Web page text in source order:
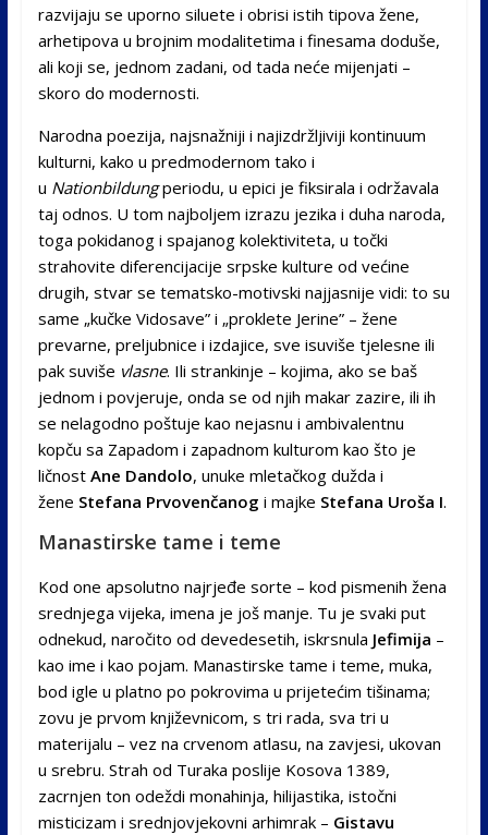
razvijaju se uporno siluete i obrisi istih tipova žene,
arhetipova u brojnim modalitetima i finesama doduše,
ali koji se, jednom zadani, od tada neće mijenjati –
skoro do modernosti.
Narodna poezija, najsnažniji i najizdržljiviji kontinuum
kulturni, kako u predmodernom tako i
u Nationbildungperiodu, u epici je fiksirala i održavala
taj odnos. U tom najboljem izrazu jezika i duha naroda,
toga pokidanog i spajanog kolektiviteta, u točki
strahovite diferencijacije srpske kulture od većine
drugih, stvar se tematsko-motivski najjasnije vidi: to su
same „kučke Vidosave” i „proklete Jerine” – žene
prevarne, preljubnice i izdajice, sve isuviše tjelesne ili
pak suviše vlasne. Ili strankinje – kojima, ako se baš
jednom i povjeruje, onda se od njih makar zazire, ili ih
se nelagodno poštuje kao nejasnu i ambivalentnu
kopču sa Zapadom i zapadnom kulturom kao što je
ličnost Ane Dandolo, unuke mletačkog dužda i
žene Stefana Prvovenčanog i majke Stefana Uroša I.
Manastirske tame i teme
Kod one apsolutno najrjeđe sorte – kod pismenih žena
srednjega vijeka, imena je još manje. Tu je svaki put
odnekud, naročito od devedesetih, iskrsnula Jefimija –
kao ime i kao pojam. Manastirske tame i teme, muka,
bod igle u platno po pokrovima u prijetećim tišinama;
zovu je prvom književnicom, s tri rada, sva tri u
materijalu – vez na crvenom atlasu, na zavjesi, ukovan
u srebru. Strah od Turaka poslije Kosova 1389,
zacrnjen ton odeždi monahinja, hilijastika, istočni
misticizam i srednjovjekovni arhimrak – Gistavu